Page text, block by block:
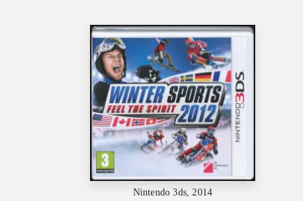
Nintendo 3ds, 2014